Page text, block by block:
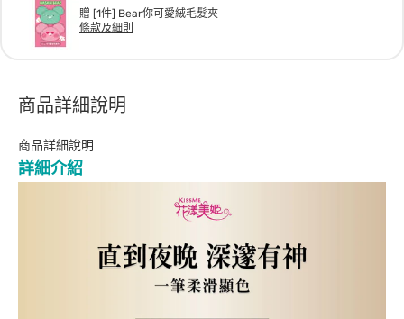
贈 [1件] Bear你可愛絨毛髮夾
條款及細則
商品詳細說明
商品詳細說明
詳細介紹